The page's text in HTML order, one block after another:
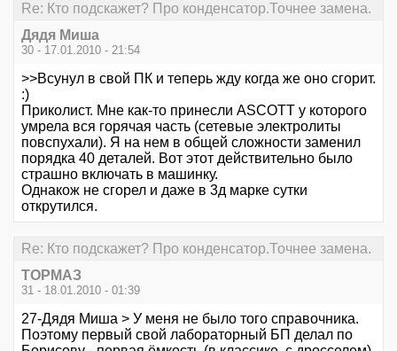
Re: Кто подскажет? Про конденсатор.Точнее замена.
Дядя Миша
30 - 17.01.2010 - 21:54
>>Всунул в свой ПК и теперь жду когда же оно сгорит.
:)
Приколист. Мне как-то принесли ASCOTT у которого
умрела вся горячая часть (сетевые электролиты
повспухали). Я на нем в общей сложности заменил
порядка 40 деталей. Вот этот действительно было
страшно включать в машинку.
Однакож не сгорел и даже в 3д марке сутки
открутился.
Re: Кто подскажет? Про конденсатор.Точнее замена.
ТОРМАЗ
31 - 18.01.2010 - 01:39
27-Дядя Миша > У меня не было того справочника.
Поэтому первый свой лабораторный БП делал по